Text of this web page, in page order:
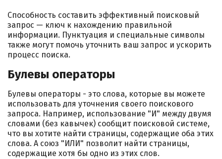
Способность составить эффективный поисковый
запрос — ключ к нахождению правильной
информации. Пунктуация и специальные символы
также могут помочь уточнить ваш запрос и ускорить
процесс поиска.
Булевы операторы
Булевы операторы - это слова, которые вы можете
использовать для уточнения своего поискового
запроса. Например, использование "И" между двумя
словами (без кавычек) сообщит поисковой системе,
что вы хотите найти страницы, содержащие оба этих
слова. А союз "ИЛИ" позволит найти страницы,
содержащие хотя бы одно из этих слов.